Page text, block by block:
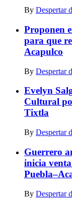
By Despertar
Proponen
para que
Acapulco
By Despertar
Evelyn
Cultural
Tixtla
By Despertar
Guerrero
inicia
By Despertar